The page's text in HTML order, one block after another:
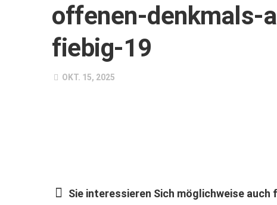
offenen-denkmals-
fiebig-19
OKT. 15, 2025
Sie interessieren Sich möglichweise auch